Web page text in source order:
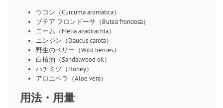
ウコン（Curcuma aromatica）
ブテア フロンドーサ（Butea frondosa）
ニーム（Melia azadirachta）
ニンジン（Daucus carota）
野生のベリー（Wild berries）
白檀油（Sandalwood oil）
ハチミツ（Honey）
アロエベラ（Aloe vera）
用法・用量